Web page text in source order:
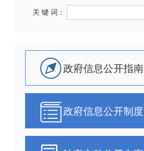
关 键 词：
政府信息公开指南
政府信息公开制度